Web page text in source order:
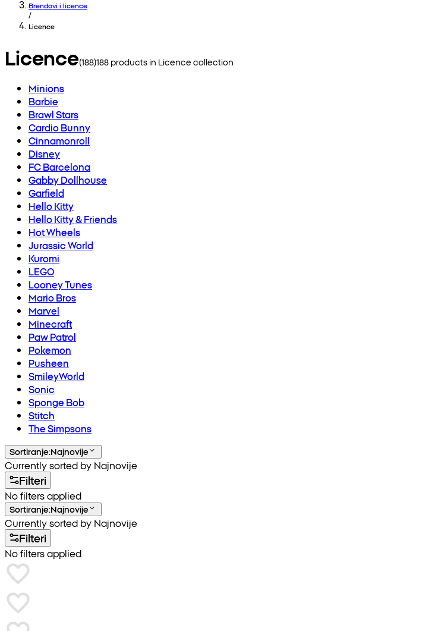
Brendovi i licence
/
Licence
Licence(188)188products in Licencecollection
Minions
Barbie
Brawl Stars
Cardio Bunny
Cinnamonroll
Disney
FC Barcelona
Gabby Dollhouse
Garfield
Hello Kitty
Hello Kitty & Friends
Hot Wheels
Jurassic World
Kuromi
LEGO
Looney Tunes
Mario Bros
Marvel
Minecraft
Paw Patrol
Pokemon
Pusheen
SmileyWorld
Sonic
Sponge Bob
Stitch
The Simpsons
Sortiranje:Najnovije
Currently sorted by Najnovije
Filteri
No filters applied
Sortiranje:Najnovije
Currently sorted by Najnovije
Filteri
No filters applied